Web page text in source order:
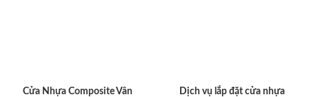
Cửa Nhựa Composite Vân
Dịch vụ lắp đặt cửa nhựa